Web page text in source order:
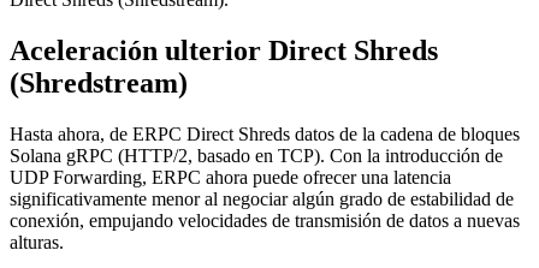
Aceleración ulterior Direct Shreds
(Shredstream)
Hasta ahora, de ERPC Direct Shreds datos de la cadena de bloques
Solana gRPC (HTTP/2, basado en TCP). Con la introducción de
UDP Forwarding, ERPC ahora puede ofrecer una latencia
significativamente menor al negociar algún grado de estabilidad de
conexión, empujando velocidades de transmisión de datos a nuevas
alturas.